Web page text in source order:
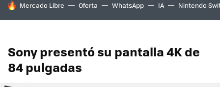
HOY SE HABLA DE
Mercado Libre Oferta WhatsApp IA Nintendo
Sony presentó su pantalla 4K de
84 pulgadas